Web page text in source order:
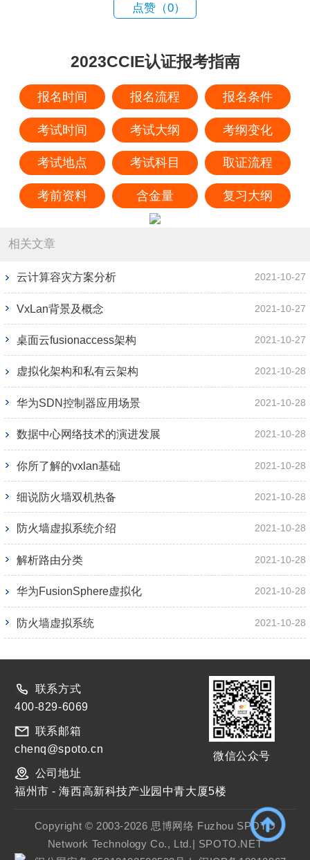
点赞（0）
2023CCIE认证报考指南
报名时间 报名流程 报名条件
考试时间 考试大纲 考纲变化
考试地点 考试科目 取证流程
考前资料 含金量 复习大纲
相关文章
云计算容灾方案分析 2021-10-27
VxLan背景及概念 2021-10-27
桌面云fusionaccess架构 2021-10-27
虚拟化架构和私有云架构 2021-10-28
华为SDN控制器应用场景 2021-10-28
数据中心网络技术的演进发展 2021-10-28
你所了解的vxlan基础 2021-10-28
细说防火墙双机热备 2021-10-28
防火墙虚拟系统介绍 2021-10-28
解析路由分类 2021-10-28
华为FusionSphere虚拟化 2021-10-28
防火墙虚拟系统 2021-10-28
联系方式
400-829-6069
联系邮箱
chenq@spoto.cn
公司地址
微信公众号
福州市 - 海西高新科技产业园中青大厦5楼
Copyright © 2003-2026 思博网络 Fuzhou SPOTO
Network Technology Co., Ltd.| SPOTO.NET